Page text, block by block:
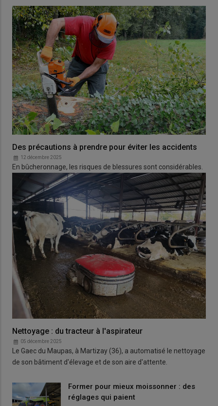
Des précautions à prendre pour éviter les accidents
12 décembre 2025
En bûcheronnage, les risques de blessures sont considérables.
Nettoyage : du tracteur à l'aspirateur
05 décembre 2025
Le Gaec du Maupas, à Martizay (36), a automatisé le nettoyage
de son bâtiment d'élevage et de son aire d'attente.
Former pour mieux moissonner : des
réglages qui paient